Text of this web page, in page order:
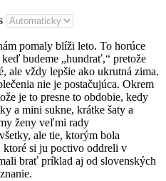
pomaly blíži leto. To horúce
budeme „hundrať,“ pretože
ale vždy lepšie ako ukrutná zima.
nie je postačujúca. Okrem
je to presne to obdobie, kedy
a mini sukne, krátke šaty a
ženy veľmi rady
ale tie, ktorým bola
ktoré si ju poctivo oddreli v
brať príklad aj od slovenských